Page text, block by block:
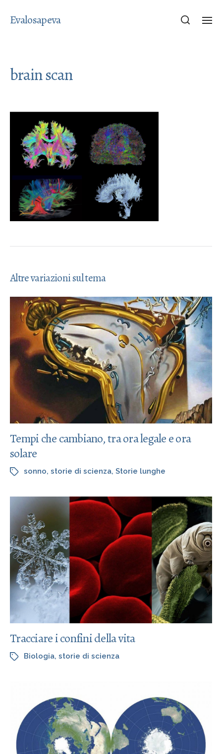
Evalosapeva
brain scan
Altre variazioni sul tema
Tempi che cambiano, tra ora legale e ora
solare
sonno, storie di scienza, Storie lunghe
Tracciare i confini della vita
Biologia, storie di scienza